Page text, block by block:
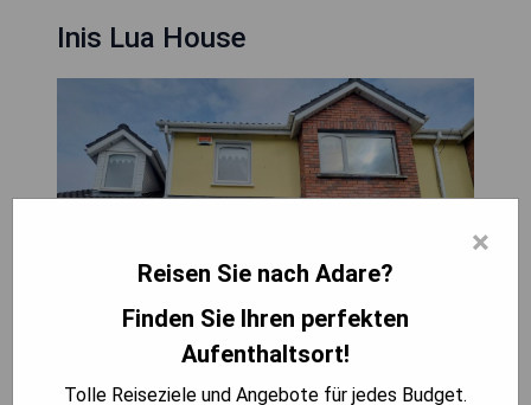
Inis Lua House
×
Reisen Sie nach Adare?
Finden Sie Ihren perfekten
Aufenthaltsort!
Tolle Reiseziele und Angebote für jedes Budget.